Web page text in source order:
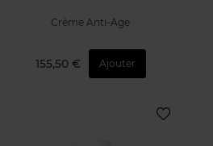
Crème Anti-Age
155,50 € Ajouter